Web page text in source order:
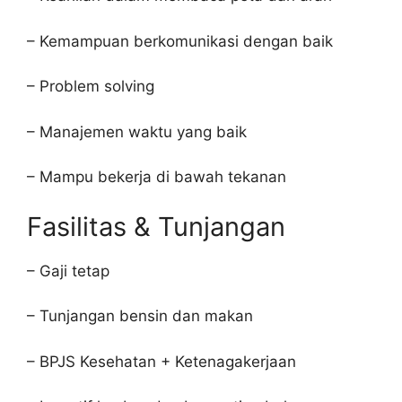
– Kemampuan berkomunikasi dengan baik
– Problem solving
– Manajemen waktu yang baik
– Mampu bekerja di bawah tekanan
Fasilitas & Tunjangan
– Gaji tetap
– Tunjangan bensin dan makan
– BPJS Kesehatan + Ketenagakerjaan